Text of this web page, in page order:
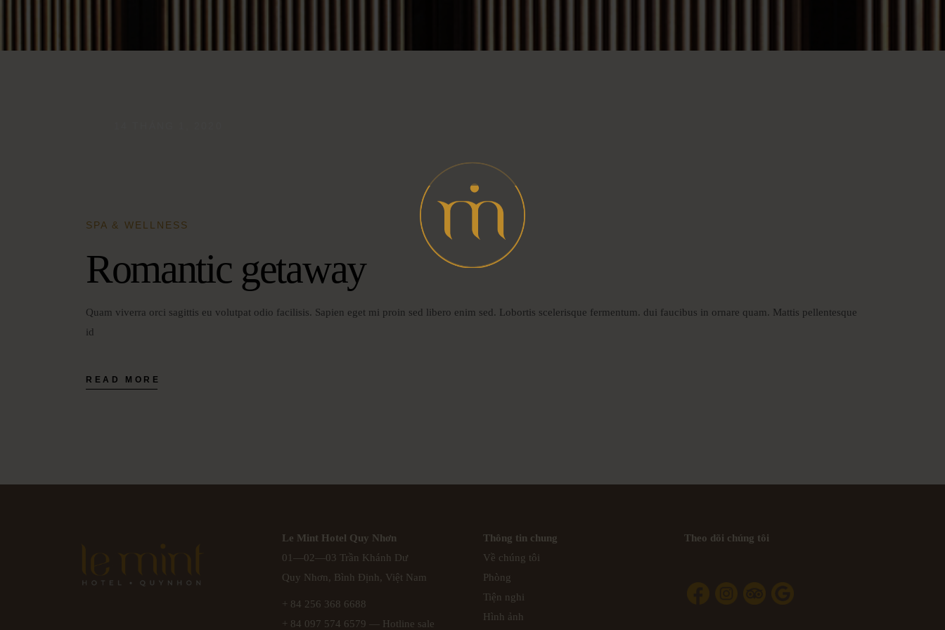
SPA & WELLNESS
Romantic getaway
Quam viverra orci sagittis eu volutpat odio facilisis. Sapien eget mi proin sed libero enim sed. Lobortis scelerisque fermentum. dui faucibus in ornare quam. Mattis pellentesque
id
READ MORE
Le Mint Hotel Quy Nhơn
01—02—03 Trần Khánh Dư
Quy Nhơn, Bình Định, Việt Nam
+ 84 256 368 6688
+ 84 097 574 6579 — Hotline sale
Thông tin chung
Về chúng tôi
Phòng
Tiện nghi
Hình ảnh
Theo dõi chúng tôi